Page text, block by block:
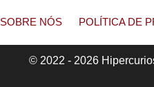
SOBRE NÓS POLÍTICA DE
© 2022 - 2026